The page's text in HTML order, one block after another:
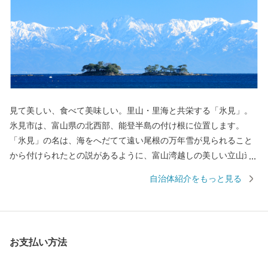
見て美しい、食べて美味しい。里山・里海と共栄する「氷見」。
氷見市は、富山県の北西部、能登半島の付け根に位置します。
「氷見」の名は、海をへだてて遠い尾根の万年雪が見られること
から付けられたとの説があるように、富山湾越しの美しい立山連
開業した北陸新幹線「新高岡駅」から、城端駅・氷見線に乗り継
て水揚げされます。また、氷見が発祥の地である越中式定置網漁
自治体紹介をもっと見る
お支払い方法